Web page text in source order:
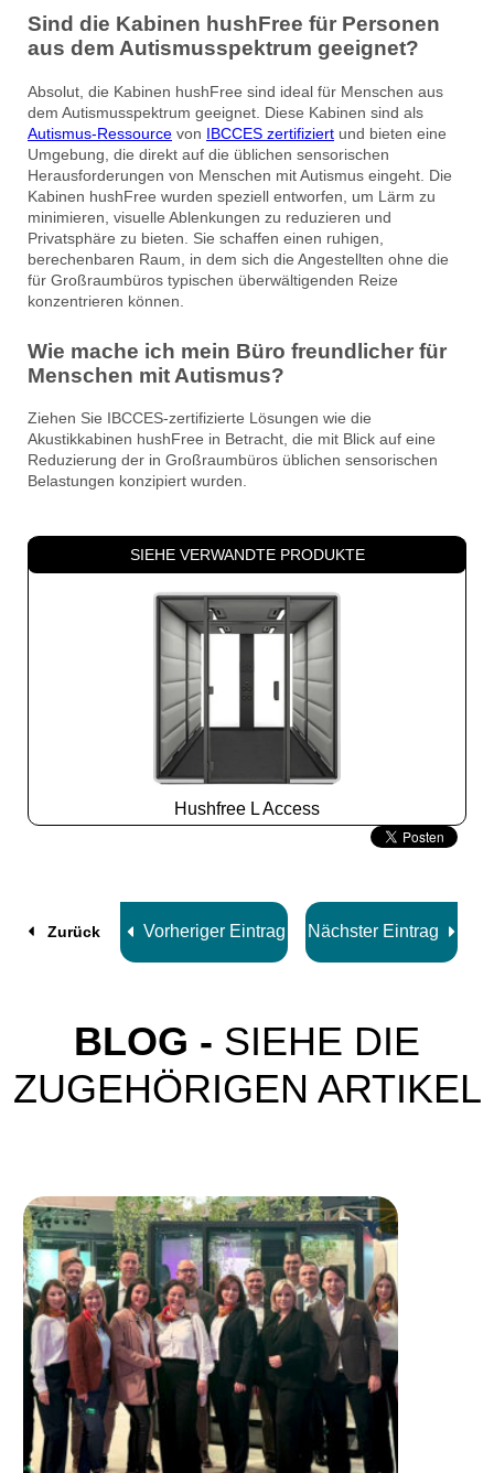
Sind die Kabinen hushFree für Personen
aus dem Autismusspektrum geeignet?
Absolut, die Kabinen hushFree sind ideal für Menschen aus
dem Autismusspektrum geeignet. Diese Kabinen sind als
Autismus-Ressource von IBCCES zertifiziert und bieten eine
Umgebung, die direkt auf die üblichen sensorischen
Herausforderungen von Menschen mit Autismus eingeht. Die
Kabinen hushFree wurden speziell entworfen, um Lärm zu
minimieren, visuelle Ablenkungen zu reduzieren und
Privatsphäre zu bieten. Sie schaffen einen ruhigen,
berechenbaren Raum, in dem sich die Angestellten ohne die
für Großraumbüros typischen überwältigenden Reize
konzentrieren können.
Wie mache ich mein Büro freundlicher für
Menschen mit Autismus?
Ziehen Sie IBCCES-zertifizierte Lösungen wie die
Akustikkabinen hushFree in Betracht, die mit Blick auf eine
Reduzierung der in Großraumbüros üblichen sensorischen
Belastungen konzipiert wurden.
SIEHE VERWANDTE PRODUKTE
Hushfree L Access
Slide
Zurück Vorheriger Eintrag Nächster Eintrag
BLOG - SIEHE DIE
ZUGEHÖRIGEN ARTIKEL